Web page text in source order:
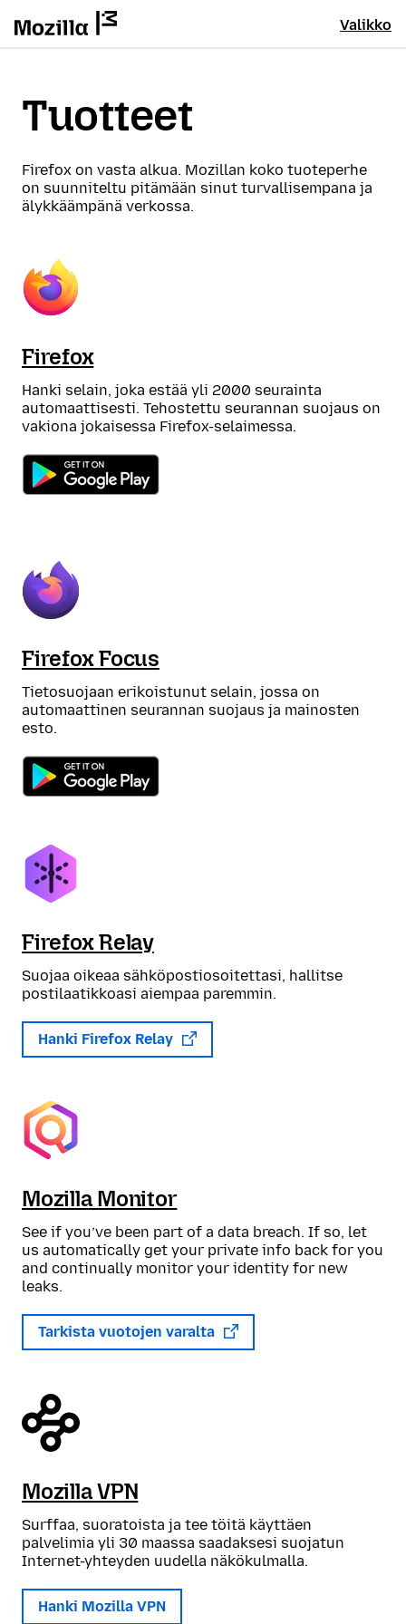
Valikko
Tuotteet
Firefox on vasta alkua. Mozillan koko tuoteperhe
on suunniteltu pitämään sinut turvallisempana ja
älykkäämpänä verkossa.
Firefox
Hanki selain, joka estää yli 2000 seurainta
automaattisesti. Tehostettu seurannan suojaus on
vakiona jokaisessa Firefox-selaimessa.
Firefox Focus
Tietosuojaan erikoistunut selain, jossa on
automaattinen seurannan suojaus ja mainosten
esto.
Firefox Relay
Suojaa oikeaa sähköpostiosoitettasi, hallitse
postilaatikkoasi aiempaa paremmin.
Hanki Firefox Relay
Mozilla Monitor
See if you’ve been part of a data breach. If so, let
us automatically get your private info back for you
and continually monitor your identity for new
leaks.
Tarkista vuotojen varalta
Mozilla VPN
Surffaa, suoratoista ja tee töitä käyttäen
palvelimia yli 30 maassa saadaksesi suojatun
Internet-yhteyden uudella näkökulmalla.
Hanki Mozilla VPN